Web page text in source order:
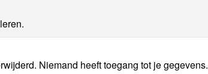
Niemand heeft toegang tot je gegevens.